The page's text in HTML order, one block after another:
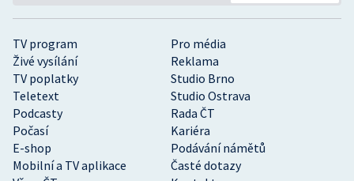
TV program
Pro média
Živé vysílání
Reklama
TV poplatky
Studio Brno
Teletext
Studio Ostrava
Podcasty
Rada ČT
Počasí
Kariéra
E-shop
Podávání námětů
Mobilní a TV aplikace
Časté dotazy